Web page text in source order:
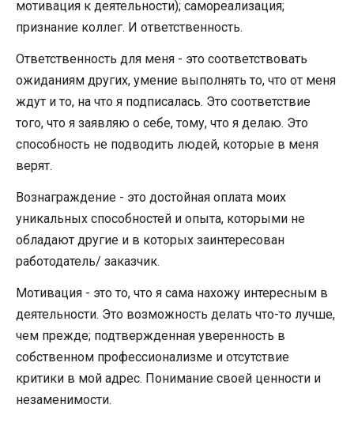
мотивация к деятельности); самореализация;
признание коллег. И ответственность.
Ответственность для меня - это соответствовать
ожиданиям других, умение выполнять то, что от меня
ждут и то, на что я подписалась. Это соответствие
того, что я заявляю о себе, тому, что я делаю. Это
способность не подводить людей, которые в меня
верят.
Вознаграждение - это достойная оплата моих
уникальных способностей и опыта, которыми не
обладают другие и в которых заинтересован
работодатель/ заказчик.
Мотивация - это то, что я сама нахожу интересным в
деятельности. Это возможность делать что-то лучше,
чем прежде; подтвержденная уверенность в
собственном профессионализме и отсутствие
критики в мой адрес. Понимание своей ценности и
незаменимости.